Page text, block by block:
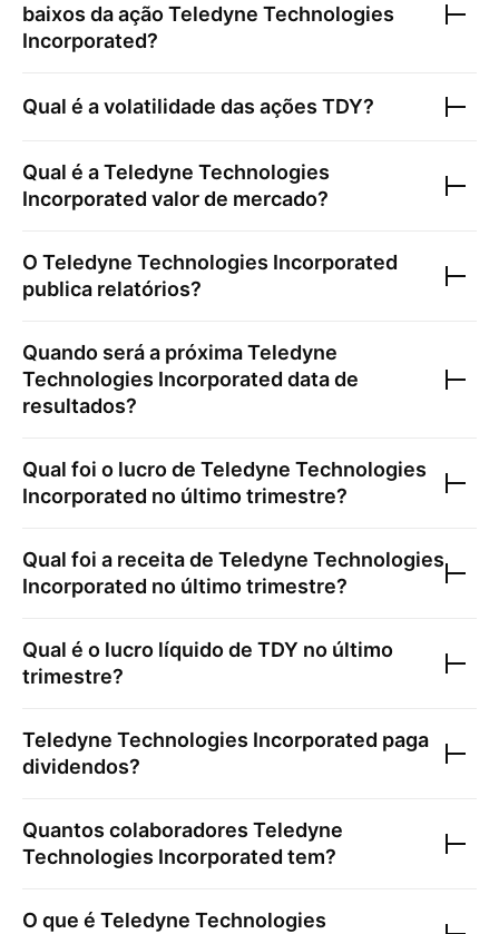
baixos da açãoTeledyne Technologies
Incorporated?
Qual é a volatilidade das ações TDY?
Qual é aTeledyne Technologies
Incorporated valor de mercado?
O Teledyne Technologies Incorporated
publica relatórios?
Quando será a próximaTeledyne
Technologies Incorporated data de
resultados?
Qual foi o lucro de Teledyne Technologies
Incorporated no último trimestre?
Qual foi a receita de Teledyne Technologies
Incorporated no último trimestre?
Qual é o lucro líquido de TDY no último
trimestre?
Teledyne Technologies Incorporated paga
dividendos?
Quantos colaboradores Teledyne
Technologies Incorporated tem?
O que é Teledyne Technologies